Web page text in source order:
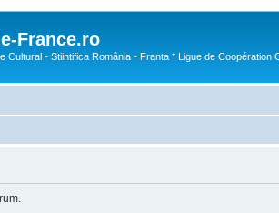
France.ro
Cultural - Stiintifica România - Franta * Ligue de Coopération